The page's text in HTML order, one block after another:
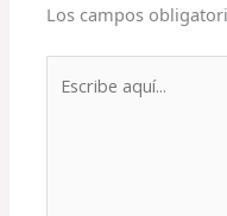
Los campos